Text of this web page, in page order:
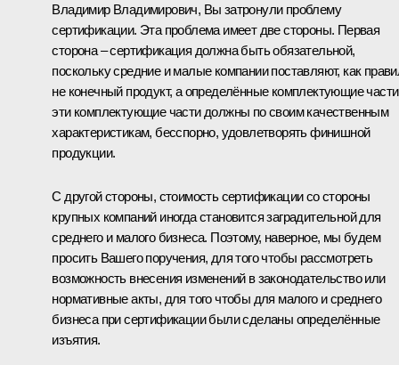
Владимир Владимирович, Вы затронули проблему
сертификации. Эта проблема имеет две стороны. Первая
сторона – сертификация должна быть обязательной,
поскольку средние и малые компании поставляют, как
не конечный продукт, а определённые комплектующие
эти комплектующие части должны по своим качественным
характеристикам, бесспорно, удовлетворять финишной
продукции.
С другой стороны, стоимость сертификации со стороны
крупных компаний иногда становится заградительной для
среднего и малого бизнеса. Поэтому, наверное, мы будем
просить Вашего поручения, для того чтобы рассмотреть
возможность внесения изменений в законодательство или
нормативные акты, для того чтобы для малого и среднего
бизнеса при сертификации были сделаны определённые
изъятия.